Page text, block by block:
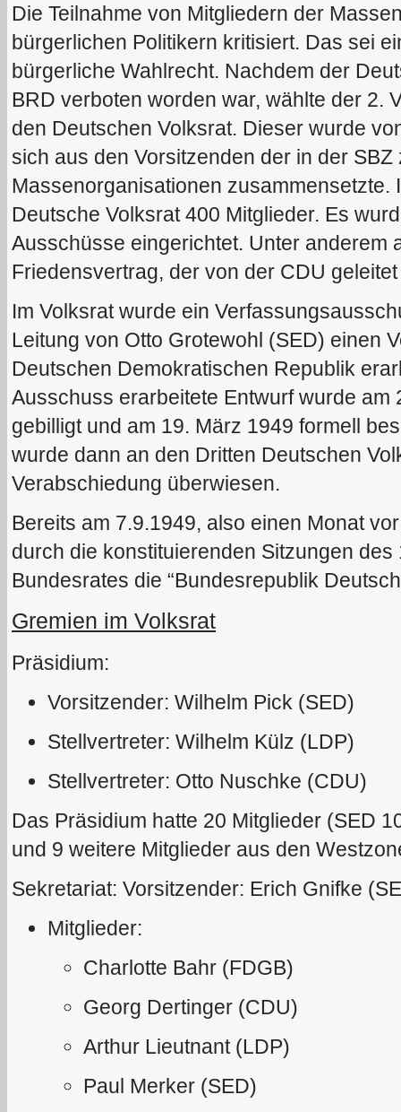
Die Teilnahme von Mitgliedern der
bürgerlichen Politikern kritisiert. Das sei
bürgerliche Wahlrecht. Nachdem der
BRD verboten worden war, wählte der 2.
den Deutschen Volksrat. Dieser wurde
sich aus den Vorsitzenden der in der
Massenorganisationen zusammensetzte.
Deutsche Volksrat 400 Mitglieder. Es
Ausschüsse eingerichtet. Unter anderem
Friedensvertrag, der von der CDU
Im Volksrat wurde ein
Leitung von Otto Grotewohl (SED) einen
Deutschen Demokratischen Republik
Ausschuss erarbeitete Entwurf wurde am
gebilligt und am 19. März 1949 formell
wurde dann an den Dritten Deutschen
Verabschiedung überwiesen.
Bereits am 7.9.1949, also einen Monat
durch die konstituierenden Sitzungen
Bundesrates die “Bundesrepublik
Gremien im Volksrat
Präsidium:
Vorsitzender: Wilhelm Pick (SED)
Stellvertreter: Wilhelm Külz (LDP)
Stellvertreter: Otto Nuschke (CDU)
Das Präsidium hatte 20 Mitglieder (SED
und 9 weitere Mitglieder aus den
Sekretariat: Vorsitzender: Erich Gnifke
Mitglieder:
Charlotte Bahr (FDGB)
Georg Dertinger (CDU)
Arthur Lieutnant (LDP)
Paul Merker (SED)